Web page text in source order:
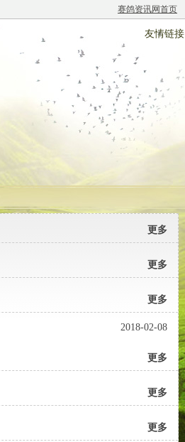
赛鸽资讯网首页
友情链接
更多
更多
更多
2018-02-08
更多
更多
更多